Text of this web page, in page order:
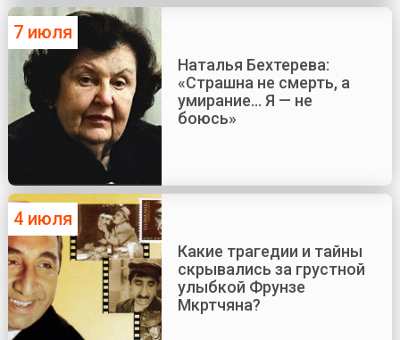
7 июля
Наталья Бехтерева:
«Страшна не смерть, а
умирание... Я — не
боюсь»
4 июля
Какие трагедии и тайны
скрывались за грустной
улыбкой Фрунзе
Мкртчяна?